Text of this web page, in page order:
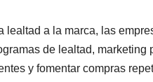
lealtad a la marca, las
de lealtad,
y fomentar compras